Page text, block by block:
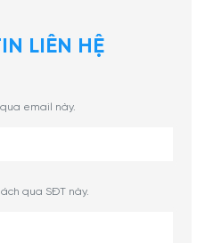
LIÊN HỆ
email này.
qua SĐT này.